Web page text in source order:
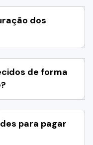
dos
de forma
para pagar